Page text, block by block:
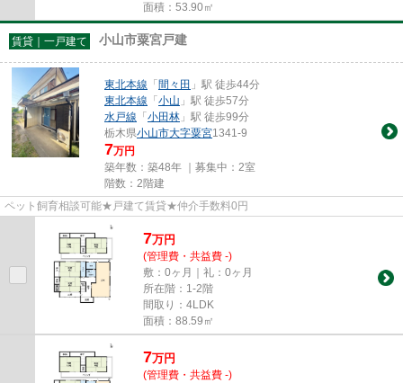
面積：53.90㎡
賃貸｜一戸建て 小山市粟宮戸建
東北本線 「間々田 」駅 徒歩44分
東北本線 「小山 」駅 徒歩57分
水戸線 「小田林 」駅 徒歩99分
栃木県小山市大字粟宮1341-9
7万円
築年数：築48年 ｜募集中： 2室
階数：2階建
ペット飼育相談可能★戸建て賃貸★仲介手数料0円
7万円
(管理費・共益費 -)
敷：0ヶ月｜礼：0ヶ月
所在階：1-2階
間取り：4LDK
面積：88.59㎡
7万円
(管理費・共益費 -)